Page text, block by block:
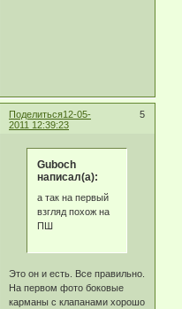
Поделиться 5
12-05-
2011 12:39:23
Guboch
написал(а):
а так на первый
взгляд похож на
ПШ
Это он и есть. Все правильно.
На первом фото боковые
карманы с клапанами хорошо